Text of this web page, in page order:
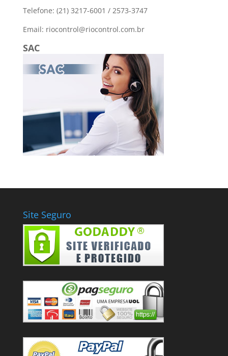
Telefone: (21) 3217-6001 / 2573-3747
Email: riocontrol@riocontrol.com.br
SAC
Site Seguro